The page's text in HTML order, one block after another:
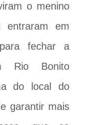
o menino
entraram em
fechar a
Rio Bonito
do local do
garantir mais